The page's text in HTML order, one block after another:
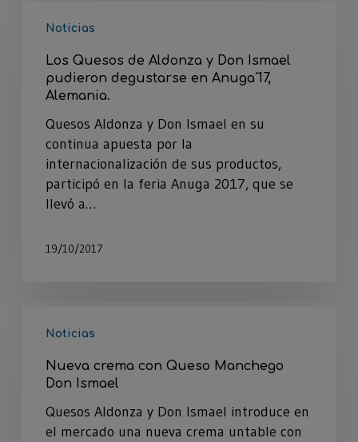
Noticias
Los Quesos de Aldonza y Don Ismael
pudieron degustarse en Anuga´17,
Alemania.
Quesos Aldonza y Don Ismael en su
continua apuesta por la
internacionalización de sus productos,
participó en la feria Anuga 2017, que se
llevó a…
19/10/2017
Noticias
Nueva crema con Queso Manchego
Don Ismael
Quesos Aldonza y Don Ismael introduce en
el mercado una nueva crema untable con